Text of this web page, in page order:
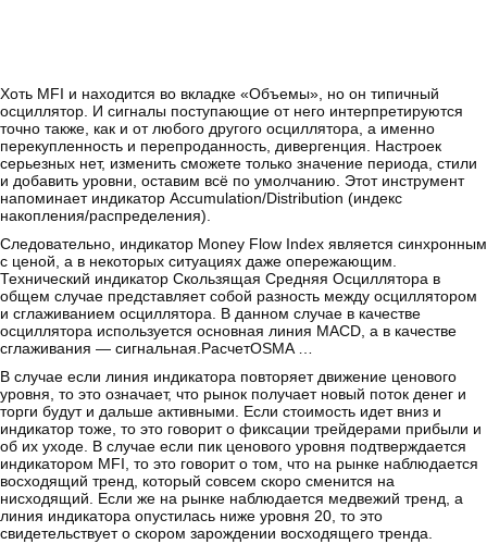
Хоть MFI и находится во вкладке «Объемы», но он типичный
осциллятор. И сигналы поступающие от него интерпретируются
точно также, как и от любого другого осциллятора, а именно
перекупленность и перепроданность, дивергенция. Настроек
серьезных нет, изменить сможете только значение периода, стили
и добавить уровни, оставим всё по умолчанию. Этот инструмент
напоминает индикатор Accumulation/Distribution (индекс
накопления/распределения).
Следовательно, индикатор Money Flow Index является синхронным
с ценой, а в некоторых ситуациях даже опережающим.
Технический индикатор Скользящая Средняя Осциллятора в
общем случае представляет собой разность между осциллятором
и сглаживанием осциллятора. В данном случае в качестве
осциллятора используется основная линия MACD, а в качестве
сглаживания — сигнальная.РасчетOSMA …
В случае если линия индикатора повторяет движение ценового
уровня, то это означает, что рынок получает новый поток денег и
торги будут и дальше активными. Если стоимость идет вниз и
индикатор тоже, то это говорит о фиксации трейдерами прибыли и
об их уходе. В случае если пик ценового уровня подтверждается
индикатором MFI, то это говорит о том, что на рынке наблюдается
восходящий тренд, который совсем скоро сменится на
нисходящий. Если же на рынке наблюдается медвежий тренд, а
линия индикатора опустилась ниже уровня 20, то это
свидетельствует о скором зарождении восходящего тренда.